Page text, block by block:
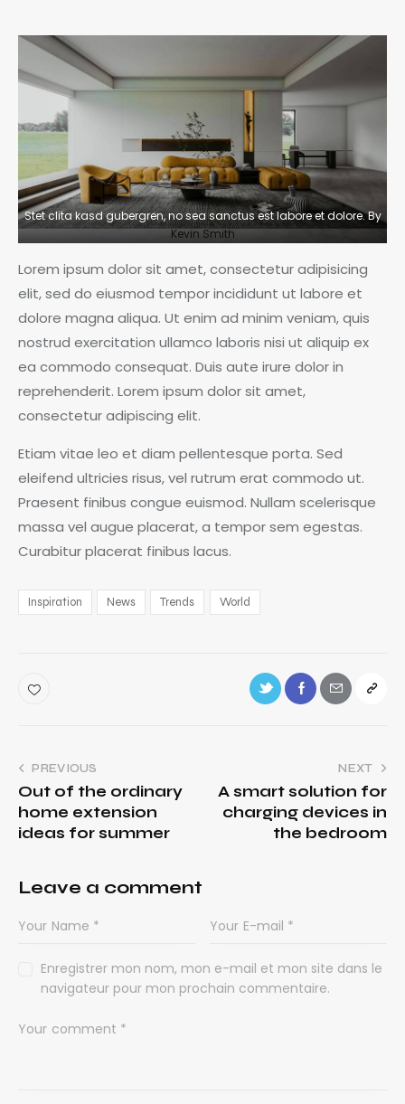
Stet clita kasd gubergren, no sea sanctus est labore et dolore. By
Kevin Smith
Lorem ipsum dolor sit amet, consectetur adipisicing
elit, sed do eiusmod tempor incididunt ut labore et
dolore magna aliqua. Ut enim ad minim veniam, quis
nostrud exercitation ullamco laboris nisi ut aliquip ex
ea commodo consequat. Duis aute irure dolor in
reprehenderit. Lorem ipsum dolor sit amet,
consectetur adipiscing elit.
Etiam vitae leo et diam pellentesque porta. Sed
eleifend ultricies risus, vel rutrum erat commodo ut.
Praesent finibus congue euismod. Nullam scelerisque
massa vel augue placerat, a tempor sem egestas.
Curabitur placerat finibus lacus.
Inspiration News Trends World
PREVIOUS
Out of the ordinary
home extension
ideas for summer
NEXT
A smart solution for
charging devices in
the bedroom
Leave a comment
Enregistrer mon nom, mon e-mail et mon site dans le
navigateur pour mon prochain commentaire.